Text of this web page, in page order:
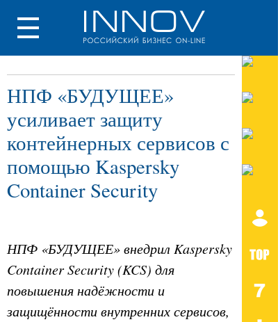
НПФ «БУДУЩЕЕ»
усиливает защиту
контейнерных сервисов с
помощью Kaspersky
Container Security
НПФ «БУДУЩЕЕ» внедрил Kaspersky
Container Security (KCS) для
повышения надёжности и
защищённости внутренних сервисов,